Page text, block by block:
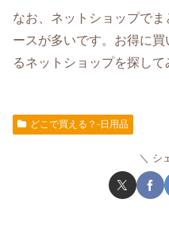
なお、ネットショップで
ースが多いです。お得に
るネットショップを探して
どこで買える？-日用品
シ